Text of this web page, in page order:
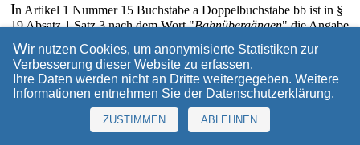
In Artikel 1 Nummer 15 Buchstabe a Doppelbuchstabe bb ist in §
19 Absatz 1 Satz 3 nach dem Wort "Bahnübergängen" die Angabe
Eisenbahn und Straße)" einzufügen.
Begründung
D ie allgemeine Verkehrsregel zum Überholen an Bahnübergängen
ist räumlich unbestimmt. Bei enger Auslegung beschränkt sie sich
auf den Bahnübergang selbst (vgl. § 1 Eisenbahnkreuzungsgesetz
Wir nutzen Cookies, um anonymisierte Statistiken zur
Verbesserung dieser Website zu erfassen.
Ihre Daten werden nicht an Dritte weitergegeben. Weitere
Informationen entnehmen Sie der Datenschutzerklärung.
ZUSTIMMEN ABLEHNEN